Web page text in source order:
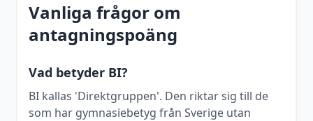
Vanliga frågor om
antagningspoäng
Vad betyder BI?
BI kallas 'Direktgruppen'. Den riktar sig till de
som har gymnasiebetyg från Sverige utan